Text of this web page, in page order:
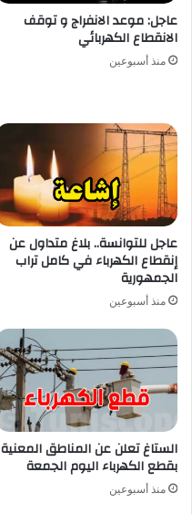
عاجل: موعد الانفراج و توقف
الانقطاع الكهربائي
منذ أسبوعين
عاجل للتوانسة.. بلاغ متداول عن
إنقطاع الكهرباء في كامل تراب
الجمهورية
منذ أسبوعين
الستاغ تعلن عن المناطق المعنية
بقطع الكهرباء اليوم الجمعة
منذ أسبوعين